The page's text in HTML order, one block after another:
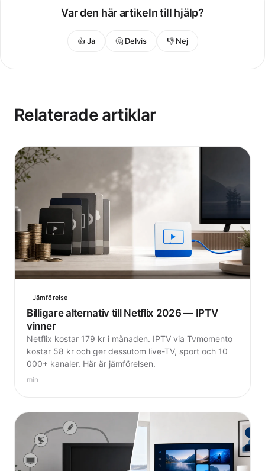
Var den här artikeln till hjälp?
👍 Ja 🤔 Delvis 👎 Nej
Relaterade artiklar
Jämförelse
Billigare alternativ till Netflix 2026 — IPTV
vinner
Netflix kostar 179 kr i månaden. IPTV via Tvmomento
kostar 58 kr och ger dessutom live-TV, sport och 10
000+ kanaler. Här är jämförelsen.
min